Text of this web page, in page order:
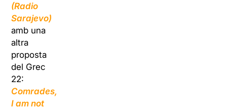
(Radio
Sarajevo)
amb una
altra
proposta
del Grec
22:
Comrades,
I am not